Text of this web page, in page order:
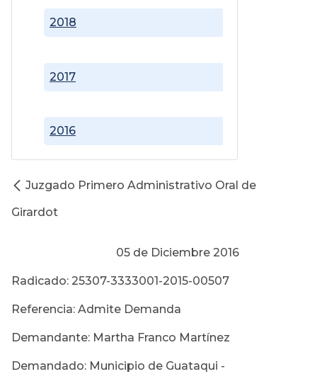
2016
2017
2018
Juzgado Primero Administrativo Oral de
Girardot
05 de Diciembre 2016
Radicado: 25307-3333001-2015-00507
Referencia: Admite Demanda
Demandante: Martha Franco Martínez
Demandado: Municipio de Guataqui -